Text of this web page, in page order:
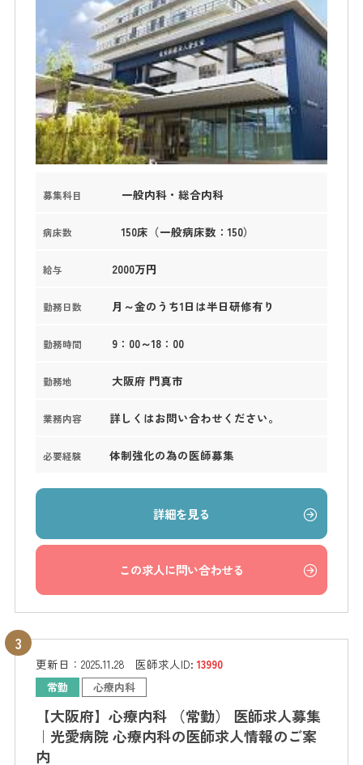
募集科目 一般内科・総合内科
病床数 150床（一般病床数：150）
給与 2000万円
勤務日数 月～金のうち1日は半日研修有り
勤務時間 9：00～18：00
勤務地 大阪府 門真市
業務内容 詳しくはお問い合わせください。
必要経験 体制強化の為の医師募集
詳細を見る
この求人に問い合わせる
更新日： 2025.11.28 医師求人ID:13990
常勤 心療内科
【大阪府】心療内科 （常勤） 医師求人募集
｜光愛病院 心療内科の医師求人情報のご案
内